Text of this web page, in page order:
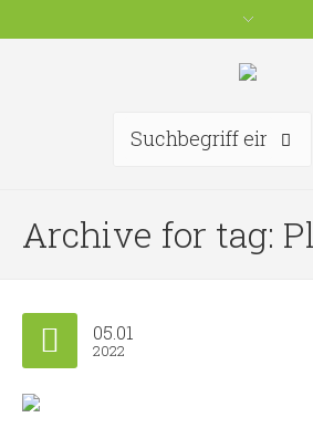
Archive for tag:
05.01
2022